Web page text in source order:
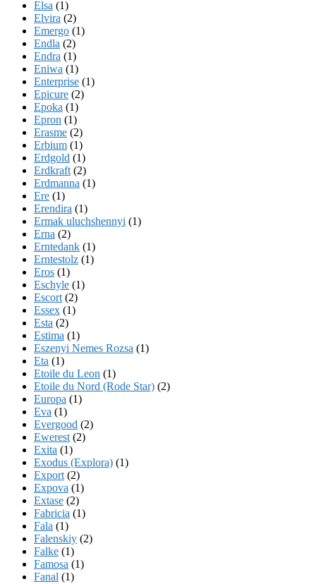
Elsa (1)
Elvira (2)
Emergo (1)
Endla (2)
Endra (1)
Eniwa (1)
Enterprise (1)
Epicure (2)
Epoka (1)
Epron (1)
Erasme (2)
Erbium (1)
Erdgold (1)
Erdkraft (2)
Erdmanna (1)
Ere (1)
Erendira (1)
Ermak uluchshennyi (1)
Erna (2)
Erntedank (1)
Erntestolz (1)
Eros (1)
Eschyle (1)
Escort (2)
Essex (1)
Esta (2)
Estima (1)
Eszenyi Nemes Rozsa (1)
Eta (1)
Etoile du Leon (1)
Etoile du Nord (Rode Star) (2)
Europa (1)
Eva (1)
Evergood (2)
Ewerest (2)
Exita (1)
Exodus (Explora) (1)
Export (2)
Expova (1)
Extase (2)
Fabricia (1)
Fala (1)
Falenskiy (2)
Falke (1)
Famosa (1)
Fanal (1)